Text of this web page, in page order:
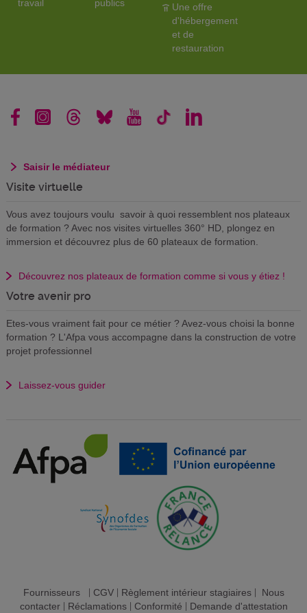
travail
publics
Une offre
d'hébergement
et de
restauration
Saisir le médiateur
Visite virtuelle
Vous avez toujours voulu savoir à quoi ressemblent nos plateaux
de formation ? Avec nos visites virtuelles 360° HD, plongez en
immersion et découvrez plus de 60 plateaux de formation.
Découvrez nos plateaux de formation comme si vous y étiez !
Votre avenir pro
Etes-vous vraiment fait pour ce métier ? Avez-vous choisi la bonne
formation ? L'Afpa vous accompagne dans la construction de votre
projet professionnel
Laissez-vous guider
Fournisseurs| CGV| Règlement intérieur stagiaires| Nous
contacter| Réclamations| Conformité Demande d'attestation